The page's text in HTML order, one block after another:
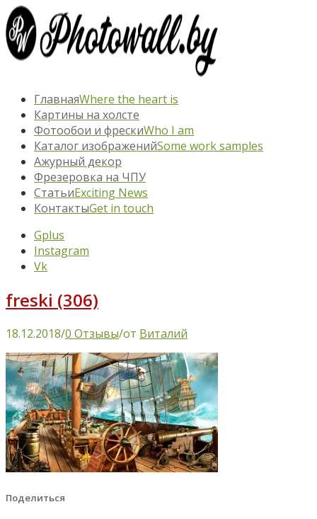
ГлавнаяWhere the heart is
Картины на холсте
Фотообои и фрескиWho I am
Каталог изображенийSome work samples
Ажурный декор
Фрезеровка на ЧПУ
СтатьиExciting News
КонтактыGet in touch
Gplus
Instagram
Vk
freski (306)
18.12.2018/0 Отзывы/от Виталий
Поделиться